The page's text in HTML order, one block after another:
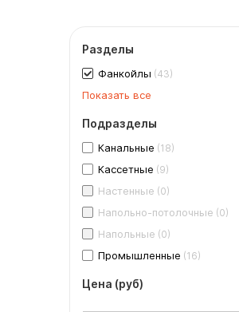
Разделы
Фанкойлы (43)
Показать все
Подразделы
Канальные (18)
Кассетные (9)
Настенные (0)
Напольно-потолочные (0)
Напольные (0)
Промышленные (16)
Цена (руб)